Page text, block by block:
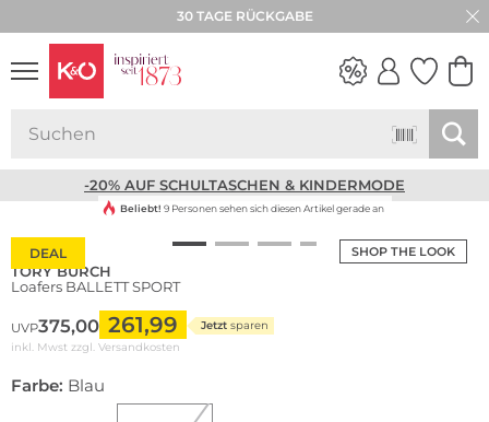
30 TAGE RÜCKGABE
-20% AUF SCHULTASCHEN & KINDERMODE
SHOP THE LOOK
DEAL
Beliebt! 9 Personen sehen sich diesen Artikel gerade an
TORY BURCH
Loafers BALLETT SPORT
UVP375,00 261,99 Jetzt sparen
inkl. Mwst zzgl. Versandkosten
Farbe: Blau